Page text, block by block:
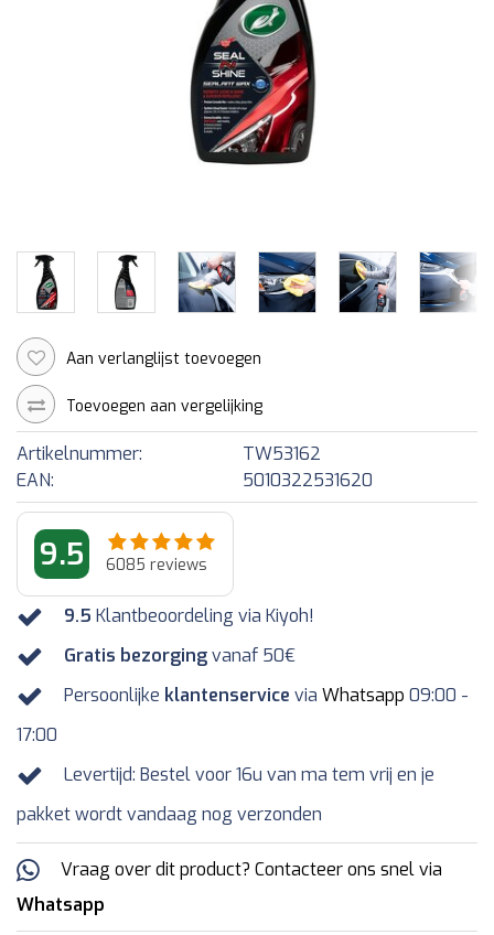
Aan verlanglijst toevoegen
Toevoegen aan vergelijking
Artikelnummer:
TW53162
EAN:
5010322531620
9.5 6085 reviews
9.5 Klantbeoordeling via Kiyoh!
Gratis bezorgingvanaf 50€
Persoonlijke klantenservice via Whatsapp 09:00 -
17:00
Levertijd: Bestel voor 16u van ma tem vrij en je
pakket wordt vandaag nog verzonden
Vraag over dit product? Contacteer ons snel via
Whatsapp